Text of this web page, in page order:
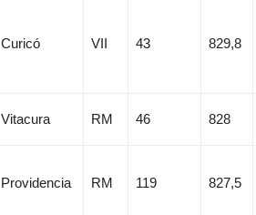
Curicó VII 43 829,8
Vitacura RM 46 828
Providencia RM 119 827,5